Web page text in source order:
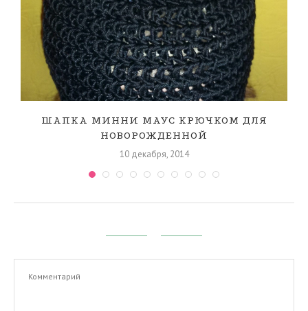
ШАПКА МИННИ МАУС КРЮЧКОМ ДЛЯ
НОВОРОЖДЕННОЙ
10 декабря, 2014